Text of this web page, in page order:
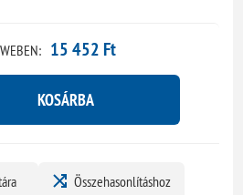
15 452 Ft
KOSÁRBA
Összehasonlításhoz